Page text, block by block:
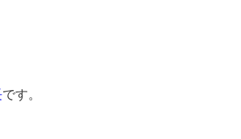
です。